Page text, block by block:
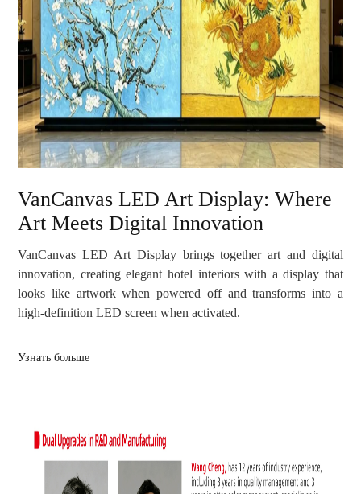
VanCanvas LED Art Display: Where
Art Meets Digital Innovation
VanCanvas LED Art Display brings together art and digital
innovation, creating elegant hotel interiors with a display that
looks like artwork when powered off and transforms into a
high-definition LED screen when activated.
Узнать больше